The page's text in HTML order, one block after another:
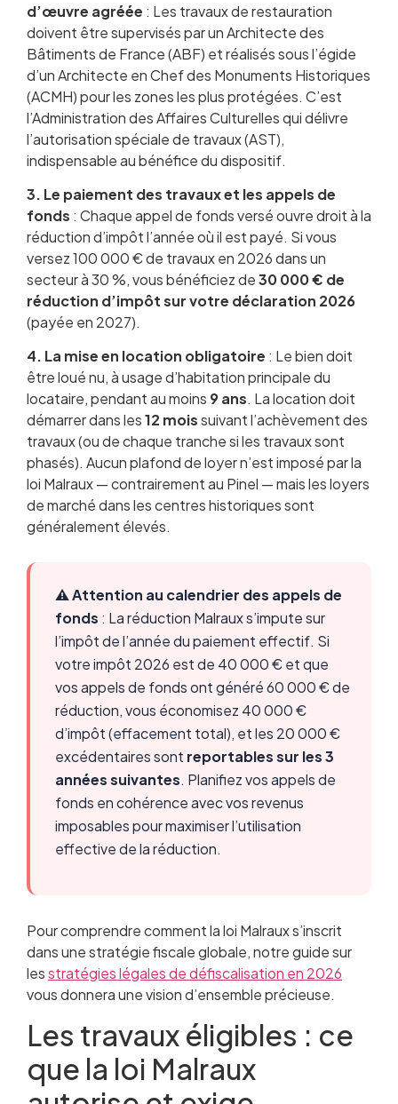
d’œuvre agréée : Les travaux de restauration
doivent être supervisés par un Architecte des
Bâtiments de France (ABF) et réalisés sous l’égide
d’un Architecte en Chef des Monuments Historiques
(ACMH) pour les zones les plus protégées. C’est
l’Administration des Affaires Culturelles qui délivre
l’autorisation spéciale de travaux (AST),
indispensable au bénéfice du dispositif.
3. Le paiement des travaux et les appels de
fonds : Chaque appel de fonds versé ouvre droit à la
réduction d’impôt l’année où il est payé. Si vous
versez 100 000 € de travaux en 2026 dans un
secteur à 30 %, vous bénéficiez de30 000 € de
réduction d’impôt sur votre déclaration 2026
(payée en 2027).
4. La mise en location obligatoire : Le bien doit
être loué nu, à usage d’habitation principale du
locataire, pendant au moins 9 ans. La location doit
démarrer dans les12 moissuivant l’achèvement des
travaux (ou de chaque tranche si les travaux sont
phasés). Aucun plafond de loyer n’est imposé par la
loi Malraux — contrairement au Pinel — mais les loyers
de marché dans les centres historiques sont
généralement élevés.
⚠️ Attention au calendrier des appels de
fonds : La réduction Malraux s’impute sur
l’impôt de l’année du paiement effectif. Si
votre impôt 2026 est de 40 000 € et que
vos appels de fonds ont généré 60 000 € de
réduction, vous économisez 40 000 €
d’impôt (effacement total), et les 20 000 €
excédentaires sont reportables sur les 3
années suivantes. Planifiez vos appels de
fonds en cohérence avec vos revenus
imposables pour maximiser l’utilisation
effective de la réduction.
Pour comprendre comment la loi Malraux s’inscrit
dans une stratégie fiscale globale, notre guide sur
lesstratégies légales de défiscalisation en 2026
vous donnera une vision d’ensemble précieuse.
Les travaux éligibles : ce
que la loi Malraux